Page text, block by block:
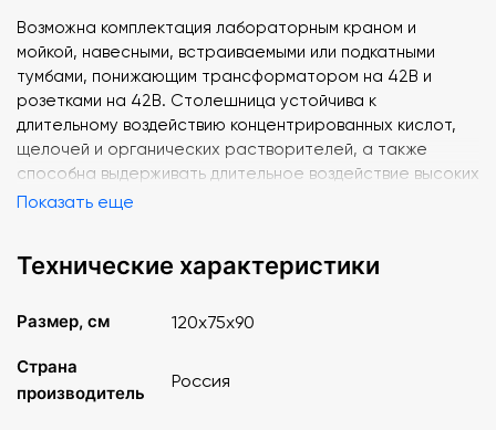
Возможна комплектация лабораторным краном и
мойкой, навесными, встраиваемыми или подкатными
тумбами, понижающим трансформатором на 42В и
розетками на 42В. Столешница устойчива к
длительному воздействию концентрированных кислот,
щелочей и органических растворителей, а также
способна выдерживать длительное воздействие высоких
температур.
устанавливать и подключать при необходимости к
лабораторное оборудование, показывать
Столешница - керамогранит, по контуру
Показать еще
Технические характеристики
Размер, см 120х75х90
Страна
производитель
Россия